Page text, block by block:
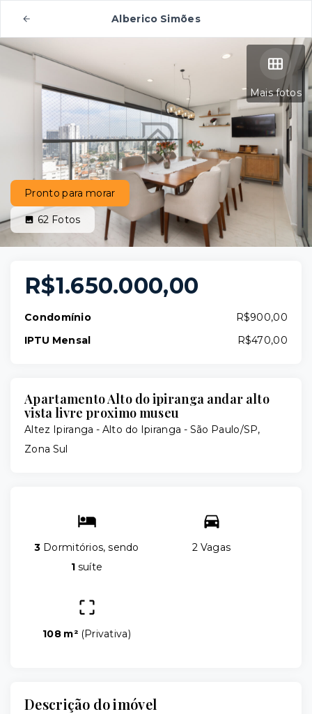
Alberico Simões
Mais fotos
Pronto para morar
62 Fotos
R$1.650.000,00
Condomínio
R$900,00
IPTU Mensal
R$470,00
Apartamento Alto do ipiranga andar alto
vista livre proximo museu
Altez Ipiranga - Alto do Ipiranga - São Paulo/SP,
Zona Sul
3 Dormitórios, sendo
1 suíte
2 Vagas
108 m² (Privativa)
Descrição do imóvel